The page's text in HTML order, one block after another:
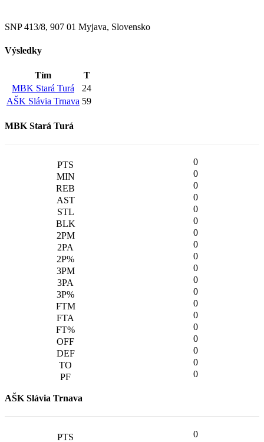
SNP 413/8, 907 01 Myjava, Slovensko
Výsledky
Tím
T
MBK Stará Turá
24
AŠK Slávia Trnava 59
MBK Stará Turá
0
0
0
0
0
0
0
0
0
0
0
0
0
0
0
0
0
0
0
AŠK Slávia Trnava
0